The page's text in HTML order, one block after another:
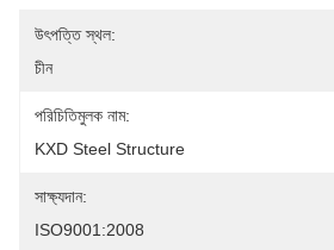
উৎপত্তি স্থল:
চীন
পরিচিতিমুলক নাম:
KXD Steel Structure
সাক্ষ্যদান:
ISO9001:2008